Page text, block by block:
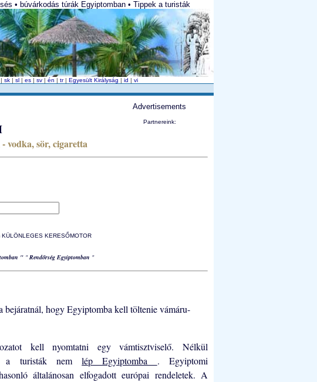
• búvárkodás túrák Egyiptomban • Tippek a turisták
| sk | sl | es | sv | én | tr | Egyesült Királyság | id | vi
Advertisements
Partnereink:
vodka, sör, cigaretta
KERESŐMOTOR
" "Rendőrség Egyiptomban "
hogy Egyiptomba kell töltenie vámáru-
kell nyomtatni egy vámtisztviselő. Nélkül
a turisták nemlép Egyiptomba . Egyiptomi
általánosan elfogadott európai rendeletek. A